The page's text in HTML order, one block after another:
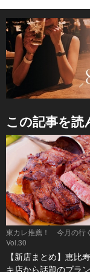
この記事を
東カレ推薦！ 今月の行
Vol.30
【新店まとめ】恵比
キ店から話題のブラ